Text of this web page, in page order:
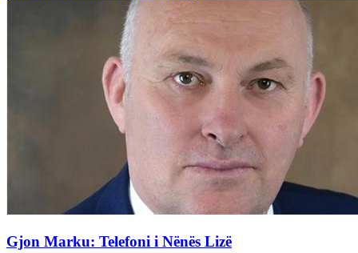
Gjon Marku: Telefoni i Nënës Lizë